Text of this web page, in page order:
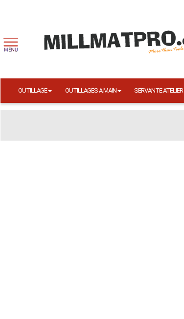
OUTILLAGE OUTILLAGES A MAIN SERVANTE ATELIER